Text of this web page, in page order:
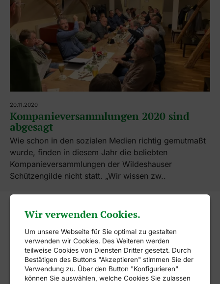
20.11.2020
Kompanieversammlungen 2020 sind
abgesagt
Wie schon in den sozialen Medien richtig gemutmaßt
wurde, finden in diesem Jahr die beliebten
Kompanieversammlungen der Wildeshauser
Schützengilde nicht statt. „Wir wissen zw..
Wir verwenden Cookies.
Um unsere Webseite für Sie optimal zu gestalten
verwenden wir Cookies. Des Weiteren werden
teilweise Cookies von Diensten Dritter gesetzt. Durch
Bestätigen des Buttons "Akzeptieren" stimmen Sie der
Verwendung zu. Über den Button "Konfigurieren"
können Sie auswählen, welche Cookies Sie zulassen